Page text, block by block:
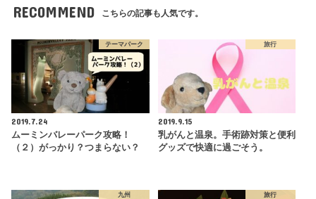
RECOMMEND こちらの記事も人気です。
テーマパーク
2019.7.24
ムーミンバレーパーク攻略！
（２）がっかり？つまらない？
旅行
2019.9.15
乳がんと温泉。手術跡対策と便利
グッズで快適に過ごそう。
九州 旅行